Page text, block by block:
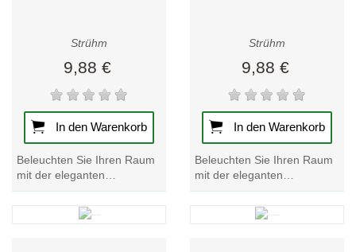
Strühm
9,88 €
In den Warenkorb
Beleuchten Sie Ihren Raum
mit der eleganten
schwarzen Deckenleuchte
BEMOL DWL GU10.
Erhöhen Sie Ihre Einrichtung
Strühm
9,88 €
In den Warenkorb
Beleuchten Sie Ihren Raum
mit der eleganten
Deckenleuchte BEMOL DWL
GU10 in Weiß. Werten Sie
Ihre Einrichtung mit...